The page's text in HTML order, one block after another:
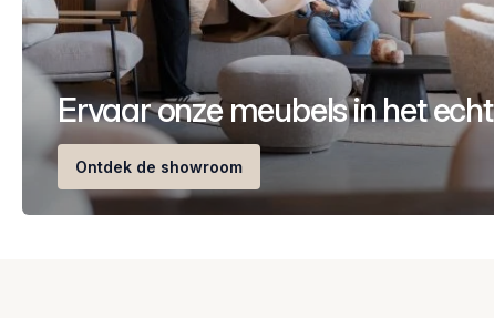
Ervaar onze meubels in het echt
Ontdek de showroom